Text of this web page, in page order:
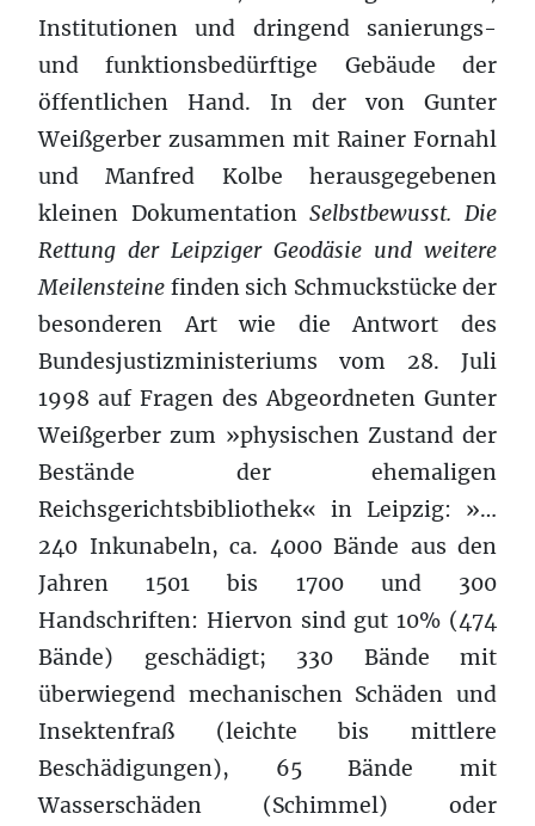
Institutionen und dringend sanierungs-
und funktionsbedürftige Gebäude der
öffentlichen Hand. In der von Gunter
Weißgerber zusammen mit Rainer Fornahl
und Manfred Kolbe herausgegebenen
kleinen DokumentationSelbstbewusst. Die
Rettung der Leipziger Geodäsie und weitere
Meilensteine finden sich Schmuckstücke der
besonderen Art wie die Antwort des
Bundesjustizministeriums vom 28. Juli
1998 auf Fragen des Abgeordneten Gunter
Weißgerber zum »physischen Zustand der
Bestände der ehemaligen
Reichsgerichtsbibliothek« in Leipzig: »…
240 Inkunabeln, ca. 4000 Bände aus den
Jahren 1501 bis 1700 und 300
Handschriften: Hiervon sind gut 10% (474
Bände) geschädigt; 330 Bände mit
überwiegend mechanischen Schäden und
Insektenfraß (leichte bis mittlere
Beschädigungen), 65 Bände mit
Wasserschäden (Schimmel) oder